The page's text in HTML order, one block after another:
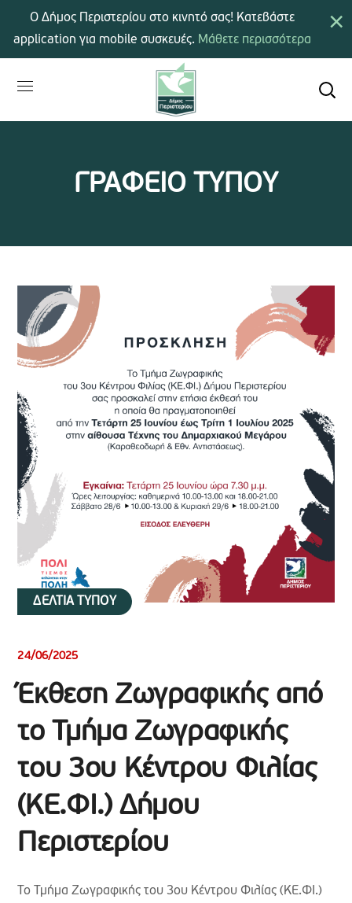
ΓΡΑΦΕΙΟ ΤΥΠΟΥ
ΔΕΛΤΙΑ ΤΥΠΟΥ
24/06/2025
Έκθεση Ζωγραφικής από
το Τμήμα Ζωγραφικής
του 3ου Κέντρου Φιλίας
(ΚΕ.ΦΙ.) Δήμου
Περιστερίου
Το Τμήμα Ζωγραφικής του 3ου Κέντρου Φιλίας (ΚΕ.ΦΙ.)
×
Ο Δήμος Περιστερίου στο κινητό σας! Κατεβάστε
application για mobile συσκευές. Μάθετε περισσότερα